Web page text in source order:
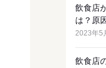
飲食店
は？原
2023年5
飲食店